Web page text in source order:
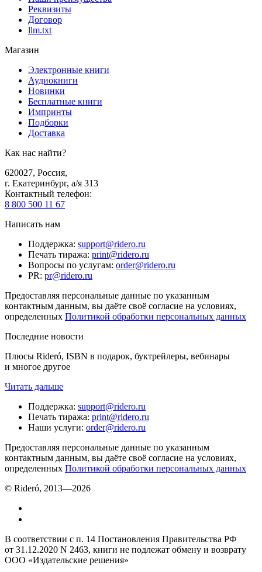
Реквизиты
Договор
llm.txt
Магазин
Электронные книги
Аудиокниги
Новинки
Бесплатные книги
Импринты
Подборки
Доставка
Как нас найти?
620027, Россия,
г. Екатеринбург, а/я 313
Контактный телефон:
8 800 500 11 67
Написать нам
Поддержка: support@ridero.ru
Печать тиража: print@ridero.ru
Вопросы по услугам: order@ridero.ru
PR: pr@ridero.ru
Предоставляя персональные данные по указанным
контактным данным, вы даёте своё согласие на условиях,
определенных Политикой обработки персональных данных
Последние новости
Плюсы Rideró, ISBN в подарок, буктрейлеры, вебинары
и многое другое
Читать дальше
Поддержка: support@ridero.ru
Печать тиража: print@ridero.ru
Наши услуги: order@ridero.ru
Предоставляя персональные данные по указанным
контактным данным, вы даёте своё согласие на условиях,
определенных Политикой обработки персональных данных
© Rideró, 2013—2026
В соответствии с п. 14 Постановления Правительства РФ
от 31.12.2020 N 2463, книги не подлежат обмену и возврату
ООО «Издательские решения»